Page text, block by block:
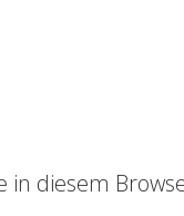
in diesem